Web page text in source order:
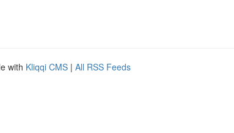
with Kliqqi CMS | All RSS Feeds